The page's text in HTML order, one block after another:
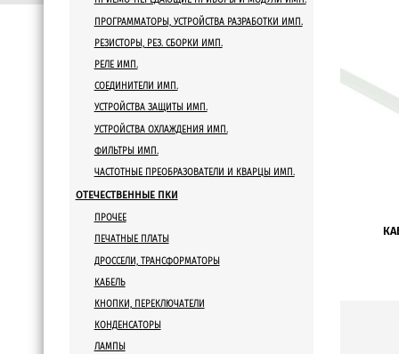
ПРОГРАММАТОРЫ, УСТРОЙСТВА РАЗРАБОТКИ ИМП.
РЕЗИСТОРЫ, РЕЗ. СБОРКИ ИМП.
РЕЛЕ ИМП.
СОЕДИНИТЕЛИ ИМП.
УСТРОЙСТВА ЗАЩИТЫ ИМП.
УСТРОЙСТВА ОХЛАЖДЕНИЯ ИМП.
ФИЛЬТРЫ ИМП.
ЧАСТОТНЫЕ ПРЕОБРАЗОВАТЕЛИ И КВАРЦЫ ИМП.
ОТЕЧЕСТВЕННЫЕ ПКИ
ПРОЧЕЕ
ПЕЧАТНЫЕ ПЛАТЫ
ДРОССЕЛИ, ТРАНСФОРМАТОРЫ
КАБЕЛЬ
КНОПКИ, ПЕРЕКЛЮЧАТЕЛИ
КОНДЕНСАТОРЫ
ЛАМПЫ
Мощность
Сопротивление
Ед. измерения
Ед. измер
Емкость
Размер/Корпус
Тип C